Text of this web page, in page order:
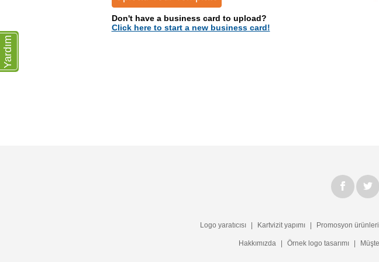
Don't have a business card to upload?
Click here to start a new business card!
Logo yaratıcısı Kartvizit yapımı Promosyon ürünleri
Hakkımızda Örnek logo tasarımı
Yardım